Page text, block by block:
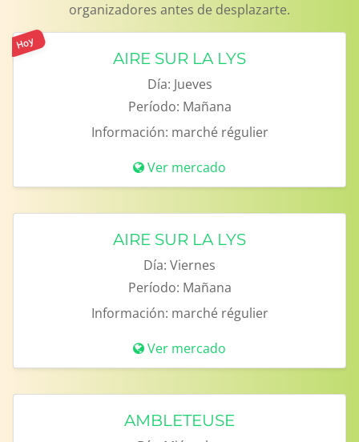
organizadores antes de desplazarte.
Hoy
AIRE SUR LA LYS
Día: Jueves
Período: Mañana
Información: marché régulier
Ver mercado
AIRE SUR LA LYS
Día: Viernes
Período: Mañana
Información: marché régulier
Ver mercado
AMBLETEUSE